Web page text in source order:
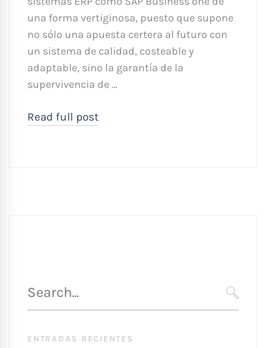
una forma vertiginosa, puesto que supone
no sólo una apuesta certera al futuro con
un sistema de calidad, costeable y
adaptable, sino la garantía de la
supervivencia de …
Read full post
para
ENTRADAS RECIENTES